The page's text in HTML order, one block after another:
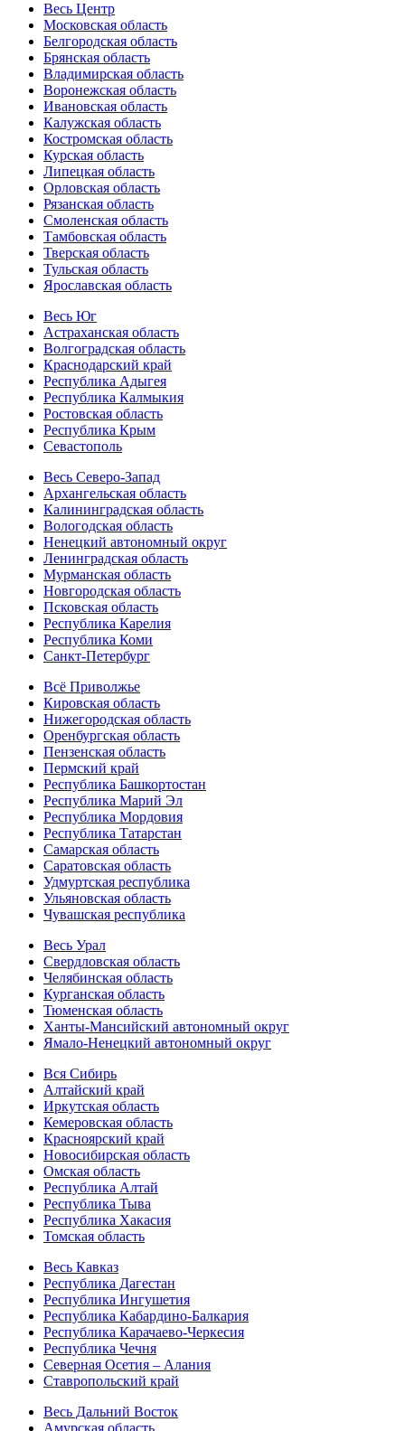
Весь Центр
Московская область
Белгородская область
Брянская область
Владимирская область
Воронежская область
Ивановская область
Калужская область
Костромская область
Курская область
Липецкая область
Орловская область
Рязанская область
Смоленская область
Тамбовская область
Тверская область
Тульская область
Ярославская область
Весь Юг
Астраханская область
Волгоградская область
Краснодарский край
Республика Адыгея
Республика Калмыкия
Ростовская область
Республика Крым
Севастополь
Весь Северо-Запад
Архангельская область
Калининградская область
Вологодская область
Ненецкий автономный округ
Ленинградская область
Мурманская область
Новгородская область
Псковская область
Республика Карелия
Республика Коми
Санкт-Петербург
Всё Приволжье
Кировская область
Нижегородская область
Оренбургская область
Пензенская область
Пермский край
Республика Башкортостан
Республика Марий Эл
Республика Мордовия
Республика Татарстан
Самарская область
Саратовская область
Удмуртская республика
Ульяновская область
Чувашская республика
Весь Урал
Свердловская область
Челябинская область
Курганская область
Тюменская область
Ханты-Мансийский автономный округ
Ямало-Ненецкий автономный округ
Вся Сибирь
Алтайский край
Иркутская область
Кемеровская область
Красноярский край
Новосибирская область
Омская область
Республика Алтай
Республика Тыва
Республика Хакасия
Томская область
Весь Кавказ
Республика Дагестан
Республика Ингушетия
Республика Кабардино-Балкария
Республика Карачаево-Черкесия
Республика Чечня
Северная Осетия – Алания
Ставропольский край
Весь Дальний Восток
Амурская область